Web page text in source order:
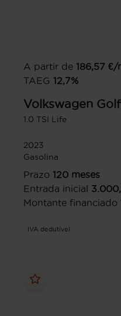
A partir de 186,57 €/
TAEG 12,7%
Volkswagen Golf
1.0 TSI Life
2023
Gasolina
Prazo 120 meses
Entrada inicial
Montante financiado
IVA dedutível